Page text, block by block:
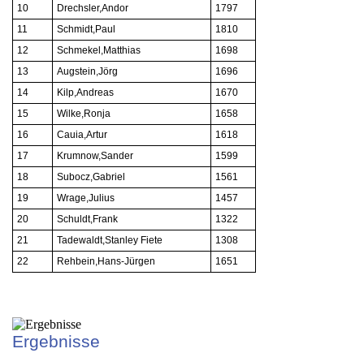
10
Drechsler,Andor
1797
11
Schmidt,Paul
1810
12
Schmekel,Matthias
1698
13
Augstein,Jörg
1696
14
Kilp,Andreas
1670
15
Wilke,Ronja
1658
16
Cauia,Artur
1618
17
Krumnow,Sander
1599
18
Subocz,Gabriel
1561
19
Wrage,Julius
1457
20
Schuldt,Frank
1322
21
Tadewaldt,Stanley Fiete
1308
22
Rehbein,Hans-Jürgen 1651
Ergebnisse